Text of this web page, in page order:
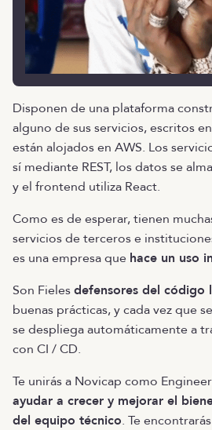
Disponen de una plataforma
alguno de sus servicios, escritos
están alojados en AWS. Los
sí mediante REST, los datos se
y el frontend utiliza React.
Como es de esperar, tienen
servicios de terceros e
es una empresa que hace un uso
Son Fielesdefensores del código
buenas prácticas, y cada vez que
se despliega automáticamente a
con CI / CD.
Te unirás a Novicap como
ayudar a crecer y mejorar el
del equipo técnico. Te